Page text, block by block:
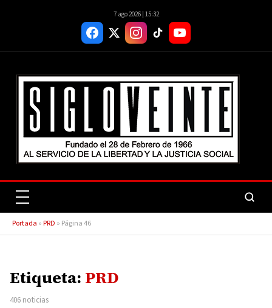
7 ago 2026 | 15:32
Portada »PRD » Página 46
Etiqueta: PRD
406 noticias